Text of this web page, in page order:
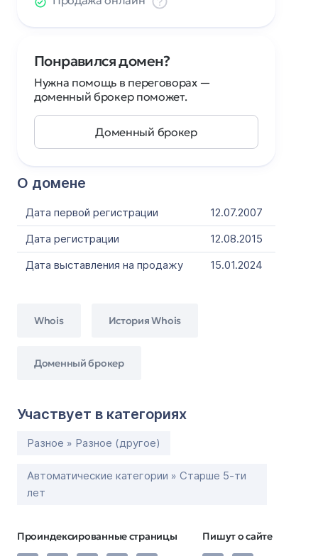
О домене
Дата первой регистрации
12.07.2007
Дата регистрации
12.08.2015
Дата выставления на продажу
15.01.2024
Whois История Whois
Доменный брокер
Участвует в категориях
Разное » Разное (другое)
Автоматические категории » Старше 5-ти
лет
Проиндексированные страницы Пишут о сайте
Понравился домен?
Нужна помощь в переговорах —
доменный брокер поможет.
Доменный брокер